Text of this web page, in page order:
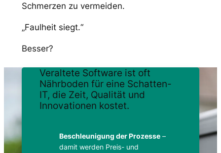
Schmerzen zu vermeiden.
„Faulheit siegt.“
Besser?
Veraltete Software ist oft
Nährboden für eine Schatten-
IT, die Zeit, Qualität und
Innovationen kostet.
Beschleunigung der Prozesse–
damit werden Preis- und